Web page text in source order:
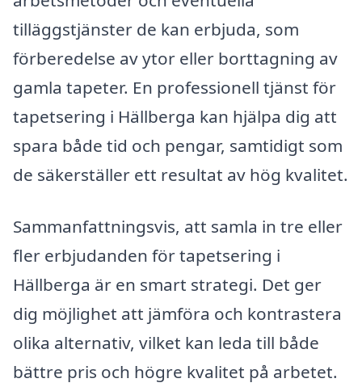
tilläggstjänster de kan erbjuda, som
förberedelse av ytor eller borttagning av
gamla tapeter. En professionell tjänst för
tapetsering i Hällberga kan hjälpa dig att
spara både tid och pengar, samtidigt som
de säkerställer ett resultat av hög kvalitet.
Sammanfattningsvis, att samla in tre eller
fler erbjudanden för tapetsering i
Hällberga är en smart strategi. Det ger
dig möjlighet att jämföra och kontrastera
olika alternativ, vilket kan leda till både
bättre pris och högre kvalitet på arbetet.